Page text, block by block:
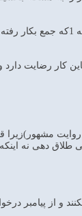
در آیه 5 اما خطاب از دو زن برگشته و بجای مثنی ،ضمیر جمع بکاررفته .یعنی همه
دهد .خدا هم باین کار
را بر خود حرام کنی.بنابراین سوگندت را بشکن(آیه
انها را میتوانی
بودن پیامبر به طلاق آنها،آنها